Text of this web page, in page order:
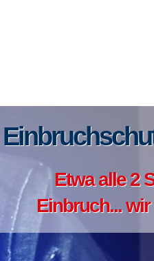
Etwa alle 2
Einbruch...